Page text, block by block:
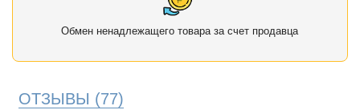
Обмен ненадлежащего товара за счет продавца
ОТЗЫВЫ (77)